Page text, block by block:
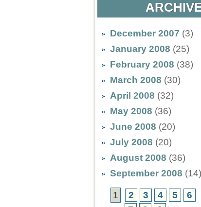
December 2007 (3)
January 2008 (25)
February 2008 (38)
March 2008 (30)
April 2008 (32)
May 2008 (36)
June 2008 (20)
July 2008 (20)
August 2008 (36)
September 2008 (14)
1 2 3 4 5
6